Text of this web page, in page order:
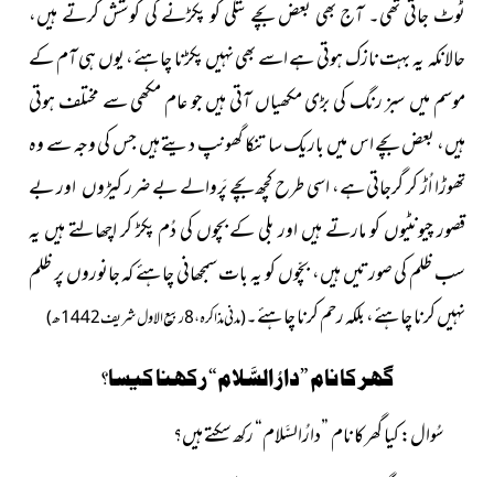
ٹوٹ جاتی تھی۔ آج بھی بعض بچے تتلی کو پکڑنے کی کوشش کرتے ہیں،
حالانکہ یہ بہت نازک ہوتی ہے اسے بھی نہیں پکڑنا چاہئے، یوں ہی آم کے
موسم میں سبز رنگ کی بڑی مکھیاں آتی ہیں جو عام مکھی سے مختلف ہوتی
ہیں، بعض بچے اس میں باریک سا تنکا گھونپ دیتے ہیں جس کی وجہ سے وہ
تھوڑا اُڑ کر گرجاتی ہے، اسی طرح کچھ بچے پَروالے بے ضرر کیڑوں اور بے
قصور چیونٹیوں کو مارتے ہیں اور بلی کے بچوں کی دُم پکڑ کر اچھالتے ہیں یہ
سب ظلم کی صورتیں ہیں، بچّوں کو یہ بات سمجھانی چاہئے کہ جانوروں پر ظلم
نہیں کرنا چاہئے، بلکہ رحم کرنا چاہئے۔(مدنی مذاکرہ، 8ربیع الاول شریف 1442ھ)
گھر کا نام ”دارُ السَّلام“ رکھنا کیسا؟
سُوال: کیا گھر کا نام ”دارُالسَّلام“ رکھ سکتے ہىں؟